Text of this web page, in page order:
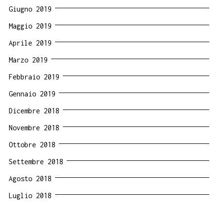
Giugno 2019
Maggio 2019
Aprile 2019
Marzo 2019
Febbraio 2019
Gennaio 2019
Dicembre 2018
Novembre 2018
Ottobre 2018
Settembre 2018
Agosto 2018
Luglio 2018